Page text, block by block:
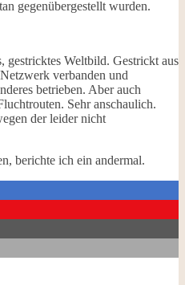
gegenübergestellt wurden.
gestricktes Weltbild. Gestrickt aus
verbanden und
betrieben. Aber auch
Sehr anschaulich.
der leider nicht
berichte ich ein andermal.